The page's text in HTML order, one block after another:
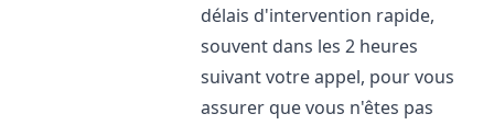
délais d'intervention rapide,
souvent dans les 2 heures
suivant votre appel, pour vous
assurer que vous n'êtes pas